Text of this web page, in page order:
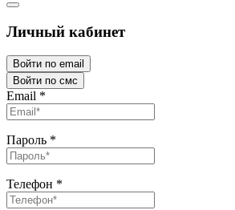
Личный кабинет
Войти по email
Войти по смс
Email *
Пароль *
Телефон *